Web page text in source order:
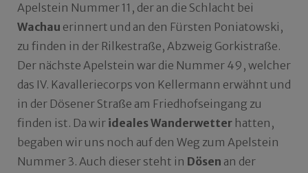
Apelstein Nummer 11, der an die Schlacht bei
Wachau erinnert und an den Fürsten Poniatowski,
zu finden in der Rilkestraße, Abzweig Gorkistraße.
Der nächste Apelstein war die Nummer 49, welcher
das IV. Kavalleriecorps von Kellermann erwähnt und
in der Dösener Straße am Friedhofseingang zu
finden ist. Da wir ideales Wanderwetter hatten,
begaben wir uns noch auf den Weg zum Apelstein
Nummer 3. Auch dieser steht in Dösen an der